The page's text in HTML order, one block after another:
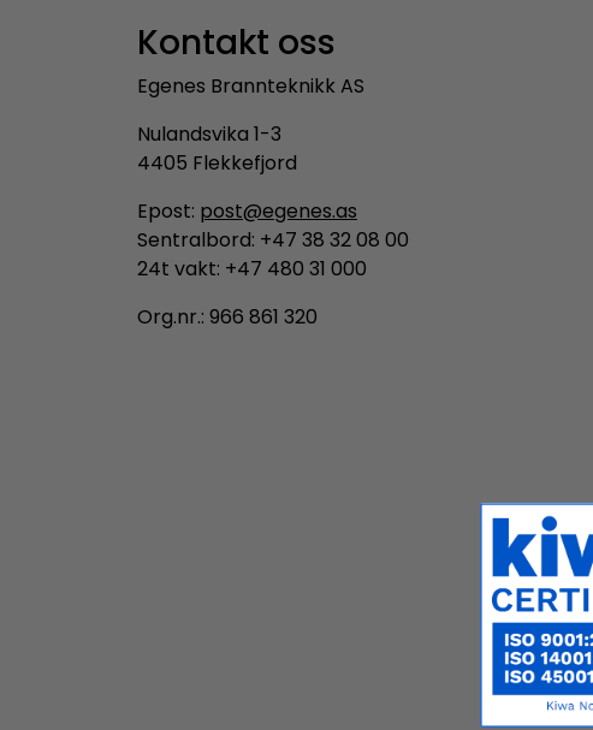
Kontakt oss
Egenes Brannteknikk AS
Nulandsvika 1-3
4405 Flekkefjord
Epost: post@egenes.as
Sentralbord: +47 38 32 08 00
24t vakt: +47 480 31 000
Org.nr.: 966 861 320